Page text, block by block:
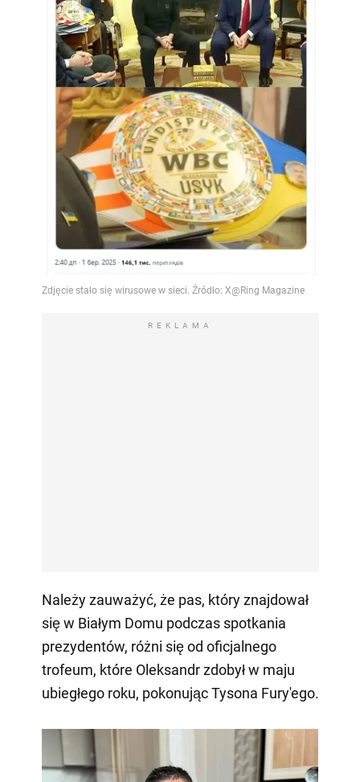
REKLAMA
Należy zauważyć, że pas, który znajdował
się w Białym Domu podczas spotkania
prezydentów, różni się od oficjalnego
trofeum, które Oleksandr zdobył w maju
ubiegłego roku, pokonując Tysona Fury'ego.